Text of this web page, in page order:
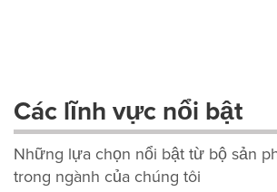
Các lĩnh vực nổi bật
Những lựa chọn nổi bật từ bộ sản
trong ngành của chúng tôi